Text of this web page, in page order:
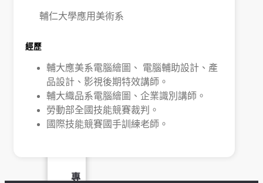
學
會
責
任
專
輔仁大學應用美術系
經歷
輔大應美系電腦繪圖、 電腦輔助設計、產
品設計、影視後期特效講師。
輔大織品系電腦繪圖、企業識別講師。
勞動部全國技能競賽裁判。
國際技能競賽國手訓練老師。